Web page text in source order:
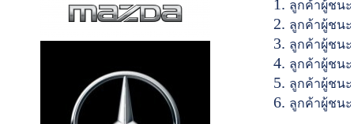
ลูกค้าผู้ชนะ
ลูกค้าผู้ชนะ
ลูกค้าผู้ชนะ
ลูกค้าผู้ชนะ
ลูกค้าผู้ชนะ
ลูกค้าผู้ชนะ